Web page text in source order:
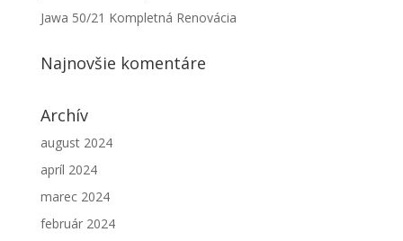
Jawa 50/21 Kompletná Renovácia
Najnovšie komentáre
Archív
august 2024
apríl 2024
marec 2024
február 2024